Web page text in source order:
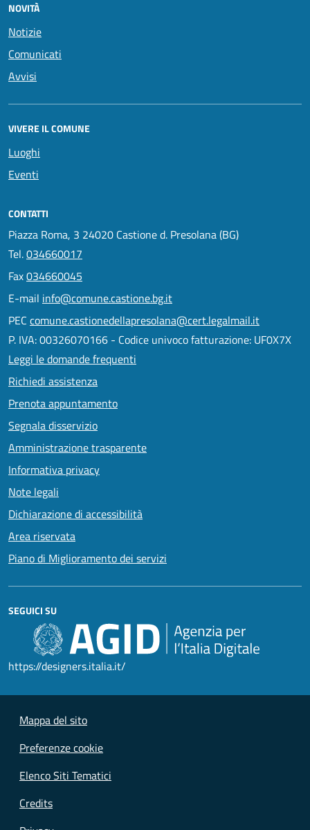
NOVITÀ
Notizie
Comunicati
Avvisi
VIVERE IL COMUNE
Luoghi
Eventi
CONTATTI
Piazza Roma, 3 24020 Castione d. Presolana (BG)
Tel.034660017
Fax034660045
E-mail info@comune.castione.bg.it
PEC comune.castionedellapresolana@cert.legalmail.it
P. IVA: 00326070166 - Codice univoco fatturazione: UF0X7X
Leggi le domande frequenti
Richiedi assistenza
Prenota appuntamento
Segnala disservizio
Amministrazione trasparente
Informativa privacy
Note legali
Dichiarazione di accessibilità
Area riservata
Piano di Miglioramento dei servizi
SEGUICI SU
https://designers.italia.it/
Mappa del sito
Preferenze cookie
Elenco Siti Tematici
Credits